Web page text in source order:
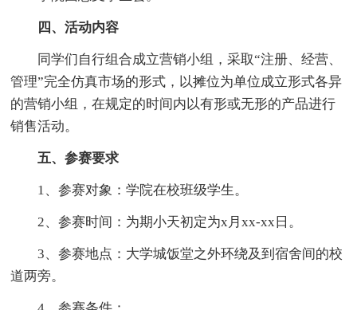
四、活动内容
同学们自行组合成立营销小组，采取“注册、经营、
管理”完全仿真市场的形式，以摊位为单位成立形式各异
的营销小组，在规定的时间内以有形或无形的产品进行
销售活动。
五、参赛要求
1、参赛对象：学院在校班级学生。
2、参赛时间：为期小天初定为x月xx-xx日。
3、参赛地点：大学城饭堂之外环绕及到宿舍间的校
道两旁。